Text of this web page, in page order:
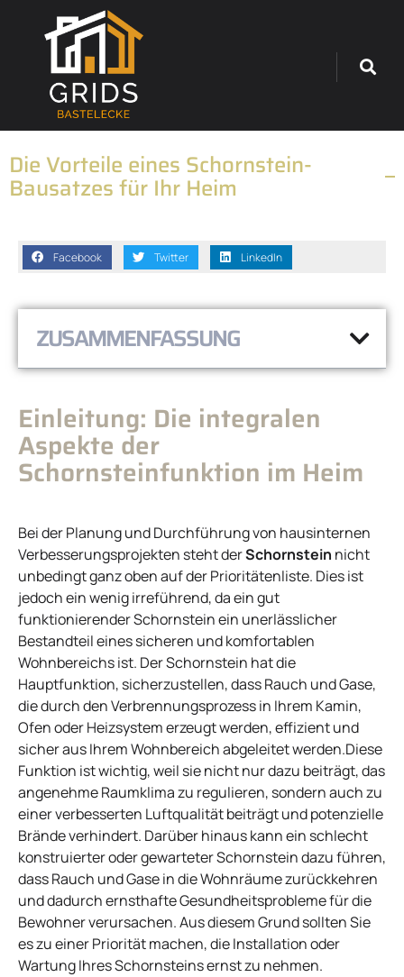
Die Vorteile eines Schornstein-
Bausatzes für Ihr Heim
Facebook Twitter LinkedIn
ZUSAMMENFASSUNG
Einleitung: Die integralen
Aspekte der
Schornsteinfunktion im Heim
Bei der Planung und Durchführung von hausinternen
Verbesserungsprojekten steht derSchornstein nicht
unbedingt ganz oben auf der Prioritätenliste. Dies ist
jedoch ein wenig irreführend, da ein gut
funktionierender Schornstein ein unerlässlicher
Bestandteil eines sicheren und komfortablen
Wohnbereichs ist. Der Schornstein hat die
Hauptfunktion, sicherzustellen, dass Rauch und Gase,
die durch den Verbrennungsprozess in Ihrem Kamin,
Ofen oder Heizsystem erzeugt werden, effizient und
sicher aus Ihrem Wohnbereich abgeleitet werden.Diese
Funktion ist wichtig, weil sie nicht nur dazu beiträgt, das
angenehme Raumklima zu regulieren, sondern auch zu
einer verbesserten Luftqualität beiträgt und potenzielle
Brände verhindert. Darüber hinaus kann ein schlecht
konstruierter oder gewarteter Schornstein dazu führen,
dass Rauch und Gase in die Wohnräume zurückkehren
und dadurch ernsthafte Gesundheitsprobleme für die
Bewohner verursachen. Aus diesem Grund sollten Sie
es zu einer Priorität machen, die Installation oder
Wartung Ihres Schornsteins ernst zu nehmen.